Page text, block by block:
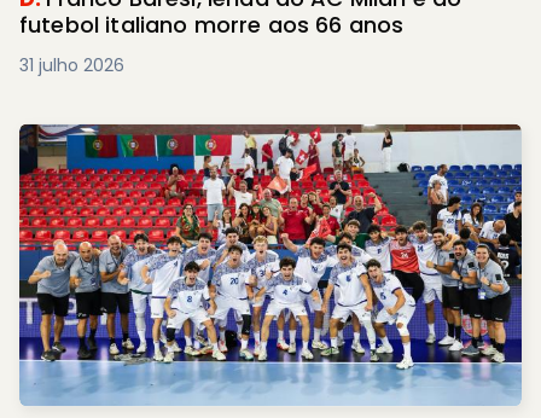
futebol italiano morre aos 66 anos
31 julho 2026